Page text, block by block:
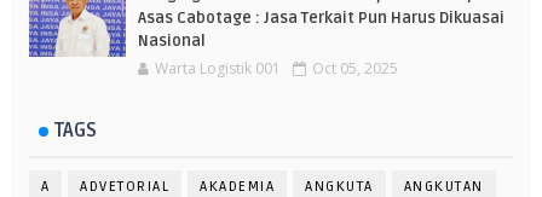
Asas Cabotage : Jasa Terkait Pun Harus Dikuasai
Nasional
Warta Logistik 001 Oct 05, 2025
TAGS
A ADVETORIAL AKADEMIA ANGKUTA ANGKUTAN